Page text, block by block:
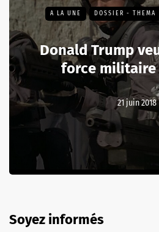
A LA UNE DOSSIER - THEMA
Donald Trump
force militaire
21 juin 2018
Soyez informés